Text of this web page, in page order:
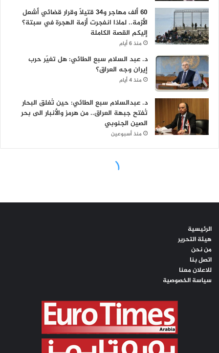
الرئيسية
هيئة التحرير
من نحن
اتصل بنا
للاعلان معنا
سياسة الخصوصية